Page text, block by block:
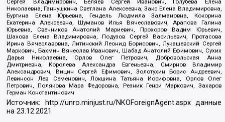
Сергей Владимирович, Беляев Сергей Иванович, Голубева Елена
Николаевна, Ганнушкина Светлана Алексеевна, Закс Елена Владимировна,
Буртина Елена Юрьевна, Гендель Людмила Залмановна, Кокорина
Екатерина Алексеевна, Шуманов Илья Вячеславович, Арапова Галина
Юрьевна, Свечников Анатолий Мариевич, Прохоров Вадим Юрьевич,
Шахова Елена Владимировна, Подузов Сергей Васильевич, Протасова
Ирина Вячеславовна, Литинский Леонид Борисович, Лукашевский Сергей
Маркович, Бахмин Вячеслав Иванович, Шабад Анатолий Ефимович, Сухих
Дарья Николаевна, Орлов Олег Петрович, Добровольская Анна
Дмитриевна, Королева Александра Евгеньевна, Смирнов Владимир
Александрович, Вицин Сергей Ефимович, Золотухин Борис Андреевич,
Левинсон Лев Семенович, Локшина Татьяна Иосифовна, Орлов Олег
Петрович, Полякова Мара Федоровна, Резник Генри Маркович, Захаров
Герман Константинович
Источник: http://unro.minjust.ru/NKOForeignAgent.aspxданные
на23.12.2021